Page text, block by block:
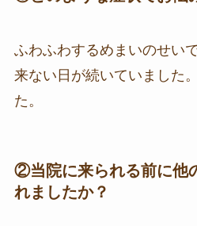
ふわふわするめまいのせい
来ない日が続いていました
た。
②当院に来られる前に他
れましたか？